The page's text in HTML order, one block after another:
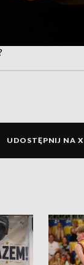
UDOSTĘPNIJ NA X